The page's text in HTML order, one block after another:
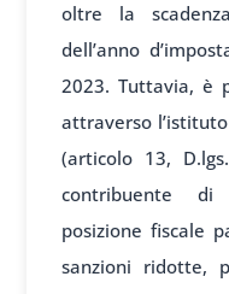
oltre la
dell’anno
2023. Tuttavia, è
attraverso
(articolo 13,
contribuente
posizione fiscale
sanzioni ridotte,